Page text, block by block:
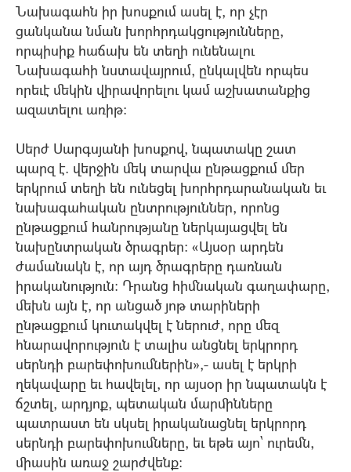
Նախագահն իր խոսքում ասել է, որ չէր
ցանկանա նման խորհրդակցությունները,
որպիսիք հաճախ են տեղի ունենալու
Նախագահի նստավայրում, ընկալվեն որպես
որեւէ մեկին վիրավորելու կամ աշխատանքից
ազատելու առիթ:
Սերժ Սարգսյանի խոսքով, նպատակը շատ
պարզ է. վերջին մեկ տարվա ընթացքում մեր
երկրում տեղի են ունեցել խորհրդարանական եւ
նախագահական ընտրություններ, որոնց
ընթացքում հանրությանը ներկայացվել են
նախընտրական ծրագրեր: «Այսօր արդեն
ժամանակն է, որ այդ ծրագրերը դառնան
իրականություն: Դրանց հիմնական գաղափարը,
մեխն այն է, որ անցած յոթ տարիների
ընթացքում կուտակվել է ներուժ, որը մեզ
հնարավորություն է տալիս անցնել երկրորդ
սերնդի բարեփոխումներին»,- ասել է երկրի
ղեկավարը եւ հավելել, որ այսօր իր նպատակն է
ճշտել, արդյոք, պետական մարմինները
պատրաստ են սկսել իրականացնել երկրորդ
սերնդի բարեփոխումները, եւ եթե այո` ուրեմն,
միասին առաջ շարժվենք: